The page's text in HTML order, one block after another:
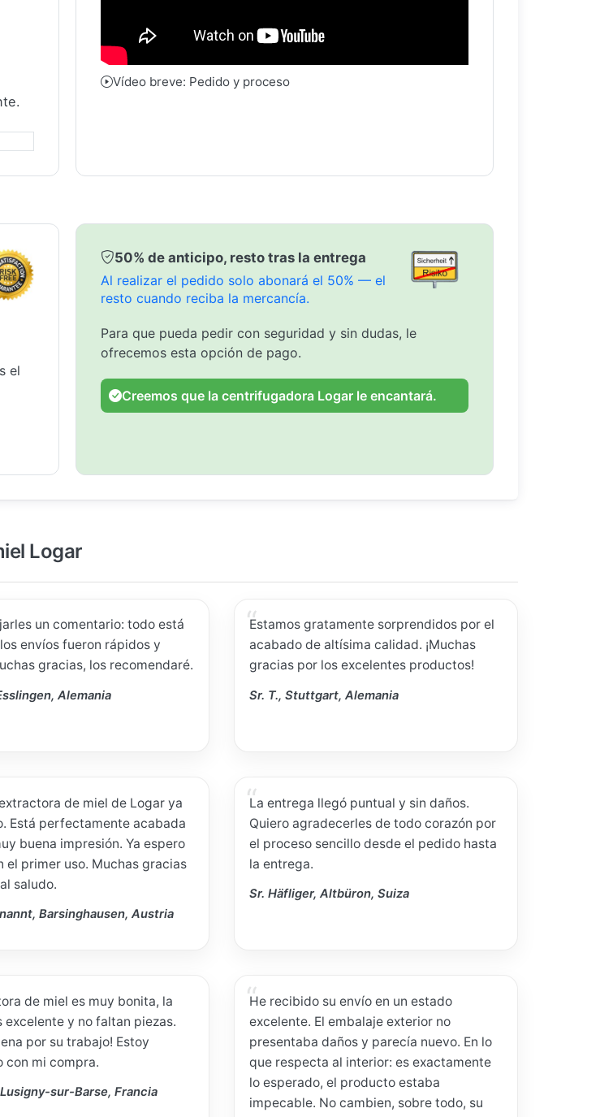
Vídeo breve: Pedido y proceso
el
50% de anticipo, resto tras la entrega
Al realizar el pedido solo abonará el 50% — el
resto cuando reciba la mercancía.
Para que pueda pedir con seguridad y sin dudas, le
ofrecemos esta opción de pago.
Creemos que la centrifugadora Logar le encantará.
Logar
un comentario: todo está
envíos fueron rápidos y
gracias, los recomendaré.
Alemania
Estamos gratamente sorprendidos por el
acabado de altísima calidad. ¡Muchas
gracias por los excelentes productos!
Sr. T., Stuttgart, Alemania
de miel de Logar ya
Está perfectamente acabada
buena impresión. Ya espero
el primer uso. Muchas gracias
saludo.
Barsinghausen, Austria
La entrega llegó puntual y sin daños.
Quiero agradecerles de todo corazón por
el proceso sencillo desde el pedido hasta
la entrega.
Sr. Häfliger, Altbüron, Suiza
de miel es muy bonita, la
excelente y no faltan piezas.
por su trabajo! Estoy
con mi compra.
sur-Barse, Francia
He recibido su envío en un estado
excelente. El embalaje exterior no
presentaba daños y parecía nuevo. En lo
que respecta al interior: es exactamente
lo esperado, el producto estaba
impecable. No cambien, sobre todo, su